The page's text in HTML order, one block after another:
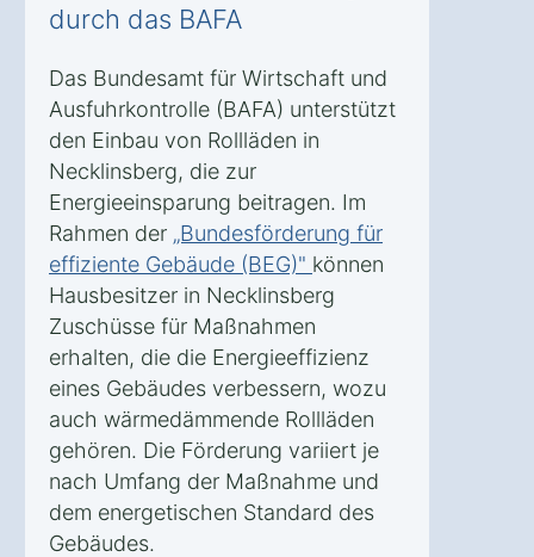
durch das BAFA
Das Bundesamt für Wirtschaft und
Ausfuhrkontrolle (BAFA) unterstützt
den Einbau von Rollläden in
Necklinsberg, die zur
Energieeinsparung beitragen. Im
Rahmen der „Bundesförderung für
effiziente Gebäude (BEG)" können
Hausbesitzer in Necklinsberg
Zuschüsse für Maßnahmen
erhalten, die die Energieeffizienz
eines Gebäudes verbessern, wozu
auch wärmedämmende Rollläden
gehören. Die Förderung variiert je
nach Umfang der Maßnahme und
dem energetischen Standard des
Gebäudes.